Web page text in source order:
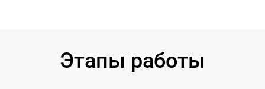
Этапы работы